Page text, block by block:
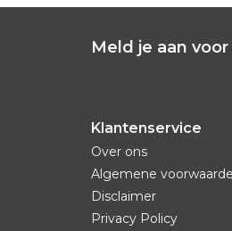
Meld je aan
Klantenservice
Over ons
Algemene
Disclaimer
Privacy Policy